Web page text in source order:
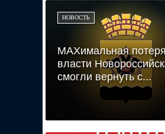
НОВОСТЬ
MAXимальная
власти
смогли вернуть с...